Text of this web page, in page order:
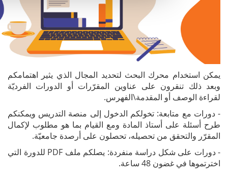
محرك البحث لتحديد المجال الذي يثير اهتمامكم
على عناوين المقرّرات أو الدورات الفرديّة
أو المقدمة\الفهرس.
تخولكم الدخول إلى منصة التدريس ويمكنكم
أستاذ المادة ومع القيام بما هو مطلوب لإكمال
من تحصيله، تحصلون على أرصدة جامعيّة.
- دورات على شكل دراسة منفردة: يصلكم ملف PDF للدورة التي
48 ساعة.